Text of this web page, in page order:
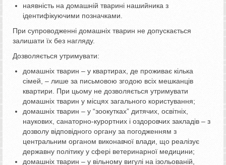
наявність на домашній тварині нашийника з
ідентифікуючими позначками.
При супроводженні домашніх тварин не допускається
залишати їх без нагляду.
Дозволяється утримувати:
домашніх тварин – у квартирах, де проживає кілька
сімей, – лише за письмовою згодою всіх мешканців
квартири. При цьому не дозволяється утримувати
домашніх тварин у місцях загального користування;
домашніх тварин – у “зоокутках” дитячих, освітніх,
наукових, санаторно-курортних і оздоровчих закладів – з
дозволу відповідного органу за погодженням з
центральним органом виконавчої влади, що реалізує
державну політику у сфері ветеринарної медицини;
домашніх тварин – у вільному вигулі на ізольованій,